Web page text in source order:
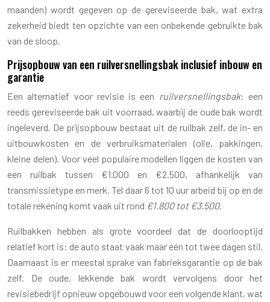
maanden) wordt gegeven op de gereviseerde bak, wat extra
zekerheid biedt ten opzichte van een onbekende gebruikte bak
van de sloop.
Prijsopbouw van een ruilversnellingsbak inclusief inbouw en
garantie
Een alternatief voor revisie is een ruilversnellingsbak: een
reeds gereviseerde bak uit voorraad, waarbij de oude bak wordt
ingeleverd. De prijsopbouw bestaat uit de ruilbak zelf, de in- en
uitbouwkosten en de verbruiksmaterialen (olie, pakkingen,
kleine delen). Voor veel populaire modellen liggen de kosten van
een ruilbak tussen €1.000 en €2.500, afhankelijk van
transmissietype en merk. Tel daar 6 tot 10 uur arbeid bij op en de
totale rekening komt vaak uit rond €1.800 tot €3.500.
Ruilbakken hebben als grote voordeel dat de doorlooptijd
relatief kort is: de auto staat vaak maar één tot twee dagen stil.
Daarnaast is er meestal sprake van fabrieksgarantie op de bak
zelf. De oude, lekkende bak wordt vervolgens door het
revisiebedrijf opnieuw opgebouwd voor een volgende klant, wat